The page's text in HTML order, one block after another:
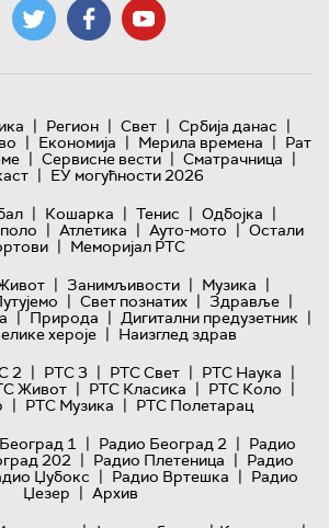
| Регион | Свет | Србија данас |
| Економија | Мерила времена | Рат
| Сервисне вести | Сматрачница |
| ЕУ могућности 2026
| Кошарка | Тенис | Одбојка |
| Атлетика | Ауто-мото | Остали
| Меморијал РТС
| Занимљивости | Музика |
| Свет познатих | Здравље |
| Природа | Дигитални предузетник |
хероје | Наизглед здрав
2 | РТС 3 | РТС Свет | РТС Наука |
Живот | РТС Класика | РТС Коло |
| РТС Музика | РТС Полетарац
1 | Радио Београд 2 | Радио
202 | Радио Плетеница | Радио
Џубокс | Радио Вртешка | Радио
Џезер | Архив